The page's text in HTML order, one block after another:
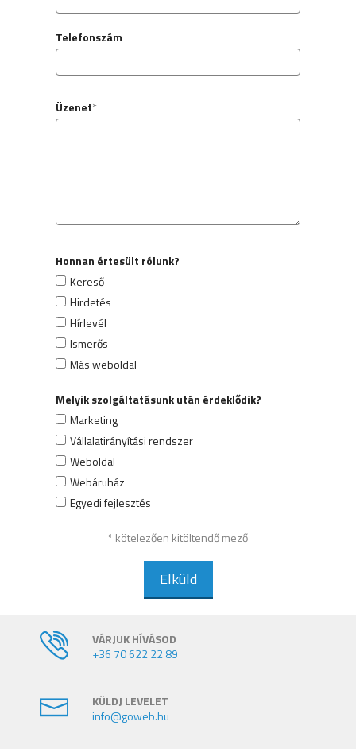
Telefonszám
Üzenet*
Honnan értesült rólunk?
Kereső
Hirdetés
Hírlevél
Ismerős
Más weboldal
Melyik szolgáltatásunk után érdeklődik?
Marketing
Vállalatirányítási rendszer
Weboldal
Webáruház
Egyedi fejlesztés
* kötelezően kitöltendő mező
Elküld
VÁRJUK HÍVÁSOD
+36 70 622 22 89
KÜLDJ LEVELET
info@goweb.hu